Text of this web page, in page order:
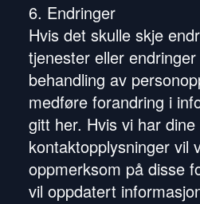
6. Endringer
Hvis det skulle skje
tjenester eller
behandling av
medføre forandring i
gitt her. Hvis vi har dine
kontaktopplysninger vil
oppmerksom på disse
vil oppdatert